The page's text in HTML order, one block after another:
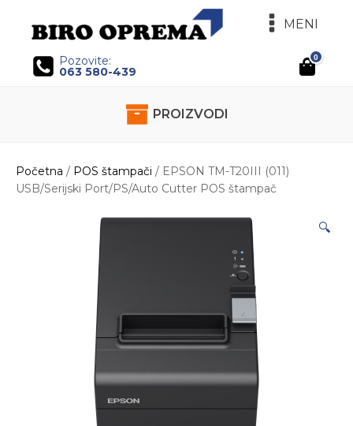
MENI
Pozovite:
063 580-439
0
PROIZVODI
Početna / POS štampači / EPSON TM-T20III (011)
USB/Serijski Port/PS/Auto Cutter POS štampač
🔍